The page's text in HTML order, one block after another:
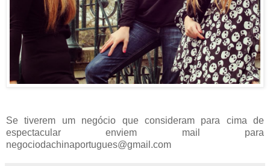
Se tiverem um negócio que consideram para cima de
espectacular enviem mail para
negociodachinaportugues@gmail.com